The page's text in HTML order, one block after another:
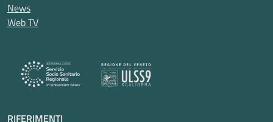
News
Web TV
RIFERIMENTI